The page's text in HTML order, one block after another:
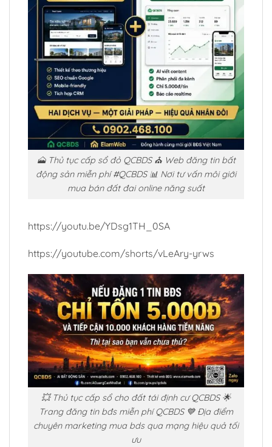
🗻 Thủ tục cấp sổ đỏ QCBDS ⛪ Web đăng tin bất
động sản miễn phí #QCBDS 📊 Nơi tư vấn môi giới
mua bán đất đai online năng suất
https://youtu.be/YDsg1TH_0SA
https://youtube.com/shorts/vLeAry-yrws
💥 Thủ tục cấp sổ cho đất tái định cư QCBDS 🌟
Trang đăng tin bđs miễn phí QCBDS 💙 Địa điểm
chuyên marketing mua bds qua mạng hiệu quả tối
ưu